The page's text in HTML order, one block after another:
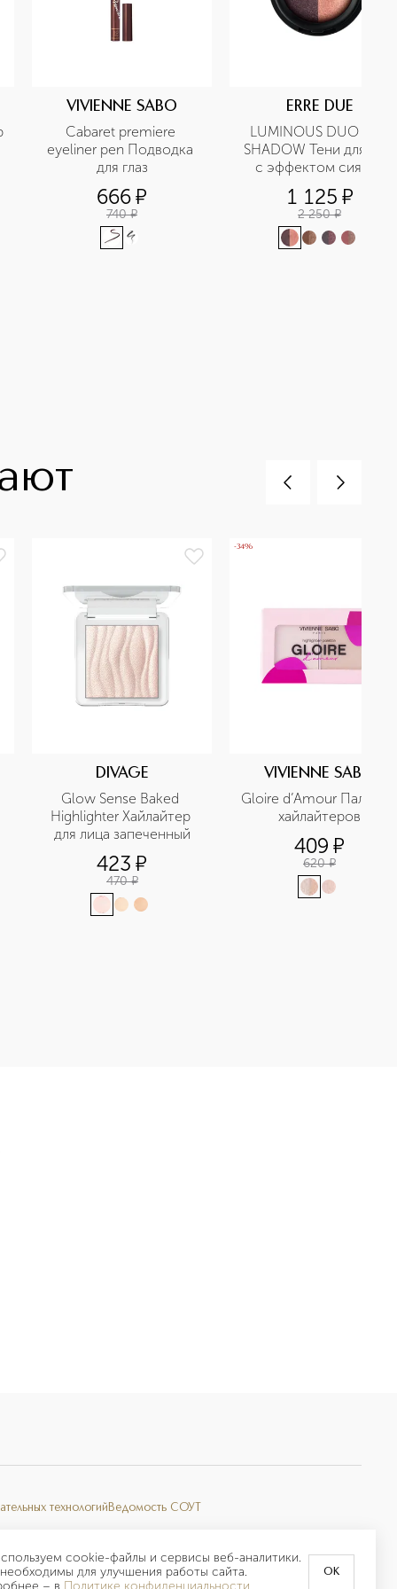
cookie-файлы и сервисы веб-аналитики.
для улучшения работы сайта.
– в Политике конфиденциальности
OK
VIVIENNE SABO
Cabaret premiere
eyeliner рen Подводка
для глаз
666¤
740 ¤
ERRE DUE
LUMINOUS DUO EYE
SHADOW Тени для век
с эффектом сияния
1 125 ¤
2 250 ¤
DIVAGE
Glow Sense Baked
Highlighter Хайлайтер
для лица запеченный
423 ¤
470 ¤
-34%
VIVIENNE SABO
Gloire d’Amour Палетка
хайлайтеров
409 ¤
620 ¤
технологий Ведомость СОУТ